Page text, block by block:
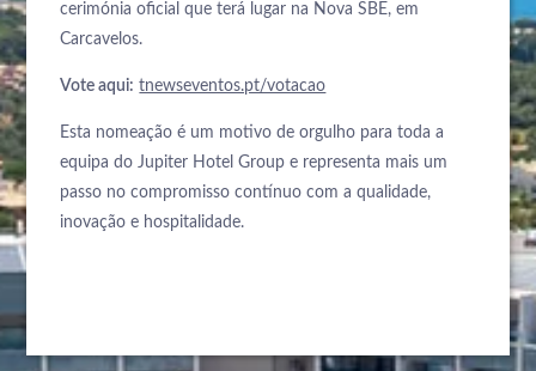
cerimónia oficial que terá lugar na Nova SBE, em
Carcavelos.
Vote aqui: tnewseventos.pt/votacao
Esta nomeação é um motivo de orgulho para toda a
equipa do Jupiter Hotel Group e representa mais um
passo no compromisso contínuo com a qualidade,
inovação e hospitalidade.